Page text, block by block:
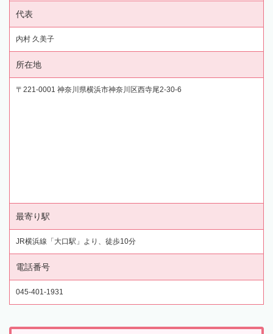
代表
内村 久美子
所在地
〒221-0001 神奈川県横浜市神奈川区西寺尾2-30-6
最寄り駅
JR横浜線「大口駅」より、徒歩10分
電話番号
045-401-1931